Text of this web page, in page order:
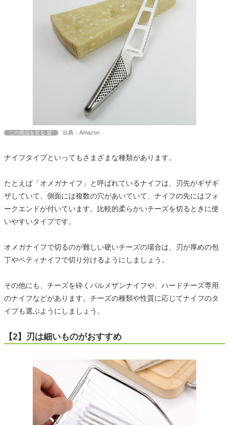
この商品を見る 出典：Amazon
ナイフタイプといってもさまざまな種類があります。
たとえば「オメガナイフ」と呼ばれているナイフは、刃先がギザギ
ザしていて、側面には複数の穴があいていて、ナイフの先にはフォ
ークエンドが付いています。比較的柔らかいチーズを切るときに使
いやすいタイプです。
オメガナイフで切るのが難しい硬いチーズの場合は、刃が厚めの包
丁やペティナイフで切り分けるようにしましょう。
その他にも、チーズを砕くパルメザンナイフや、ハードチーズ専用
のナイフなどがあります。チーズの種類や性質に応じてナイフのタ
イプも選ぶようにしましょう。
【2】刃は細いものがおすすめ